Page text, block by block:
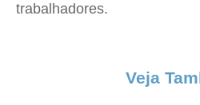
trabalhadores.
Veja